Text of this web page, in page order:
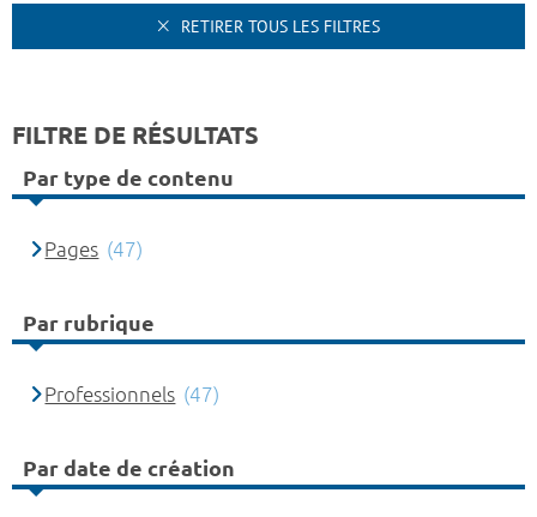
RETIRER TOUS LES FILTRES
FILTRE DE RÉSULTATS
Par type de contenu
Pages (47)
Par rubrique
Professionnels (47)
Par date de création